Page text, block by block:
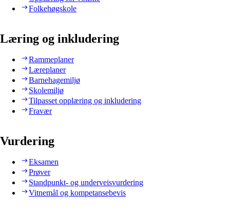
Folkehøgskole
Læring og inkludering
Rammeplaner
Læreplaner
Barnehagemiljø
Skolemiljø
Tilpasset opplæring og inkludering
Fravær
Vurdering
Eksamen
Prøver
Standpunkt- og underveisvurdering
Vitnemål og kompetansebevis